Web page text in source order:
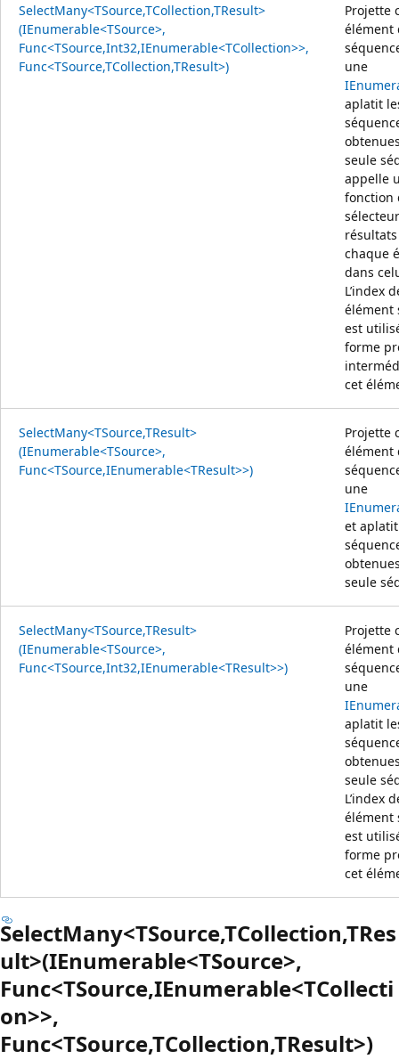
SelectMany<TSource,TCollection,TResult>
(IEnumerable<TSource>,
Func<TSource,Int32,IEnumerable<TCollection>>,
Func<TSource,TCollection,TResult>)
Projette
élément
une
aplatit
seule
appelle
fonction
chaque
dans
L’index
élément
est
forme
cet
SelectMany<TSource,TResult>
(IEnumerable<TSource>,
Func<TSource,IEnumerable<TResult>>)
Projette
élément
une
et
seule
SelectMany<TSource,TResult>
(IEnumerable<TSource>,
Func<TSource,Int32,IEnumerable<TResult>>)
Projette
élément
une
aplatit
seule
L’index
élément
est
forme
cet
SelectMany<TSource,TCollection,TRes
ult>(IEnumerable<TSource>,
Func<TSource,IEnumerable<TCollecti
on>>,
Func<TSource,TCollection,TResult>)